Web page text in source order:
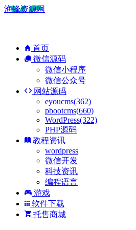
渔锋资源网
首页
微信源码
微信小程序
微信公众号
网站源码
eyoucms(362)
pbootcms(660)
WordPress(322)
PHP源码
教程资讯
wordpress
微信开发
科技资讯
编程语言
游戏
软件下载
托售商城